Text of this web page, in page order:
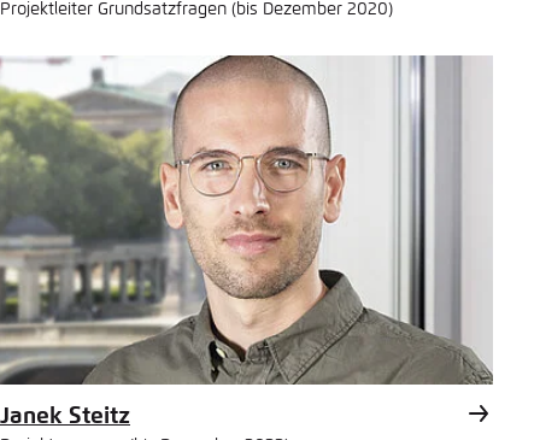
Projektleiter Grundsatzfragen (bis Dezember 2020)
Janek Steitz